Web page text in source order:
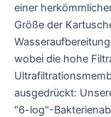
einer
Größe der
wobei die hohe
ausgedrückt:
"6-log"-